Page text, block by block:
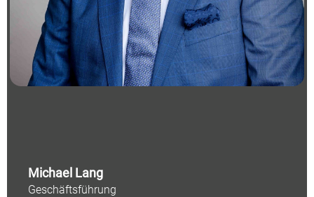
Michael Lang
Geschäftsführung